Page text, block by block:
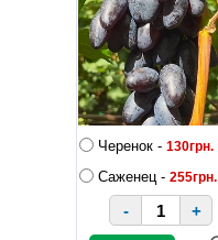
Черенок - 130грн.
Саженец - 255грн.
- +